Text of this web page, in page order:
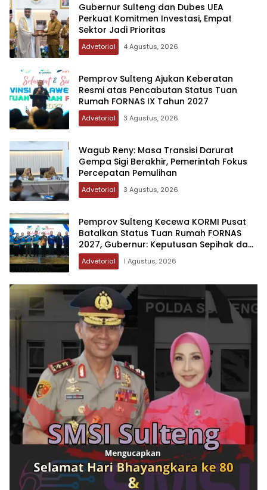
Gubernur Sulteng dan Dubes UEA
Perkuat Komitmen Investasi, Empat
Sektor Jadi Prioritas
Advetorial 4 Agustus, 2026
Pemprov Sulteng Ajukan Keberatan
Resmi atas Pencabutan Status Tuan
Rumah FORNAS IX Tahun 2027
Advetorial 3 Agustus, 2026
Wagub Reny: Masa Transisi Darurat
Gempa Sigi Berakhir, Pemerintah Fokus
Percepatan Pemulihan
Advetorial 3 Agustus, 2026
Pemprov Sulteng Kecewa KORMI Pusat
Batalkan Status Tuan Rumah FORNAS
2027, Gubernur: Keputusan Sepihak dan
Tanpa Koordinasi
Advetorial 1 Agustus, 2026